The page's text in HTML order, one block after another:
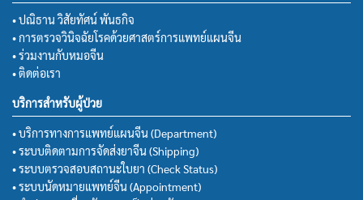
• ปณิธาน วิสัยทัศน์ พันธกิจ
• การตรวจวินิจฉัยโรคด้วยศาสตร์การแพทย์แผนจีน
• ร่วมงานกับหมอจีน
• ติดต่อเรา
บริการสำหรับผู้ป่วย
• บริการทางการแพทย์แผนจีน (Department)
• ระบบติดตามการจัดส่งยาจีน (Shipping)
• ระบบตรวจสอบสถานะใบยา (Check Status)
• ระบบนัดหมายแพทย์จีน (Appointment)